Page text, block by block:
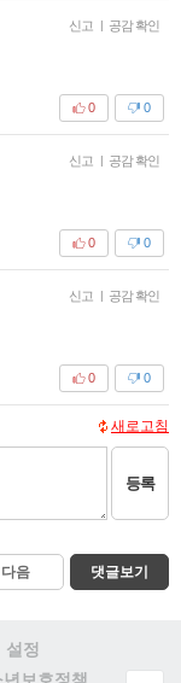
신고 | 공감 확인
0
0
신고 | 공감 확인
0
0
신고 | 공감 확인
0
0
새로고침
등록
다음 댓글보기
설정